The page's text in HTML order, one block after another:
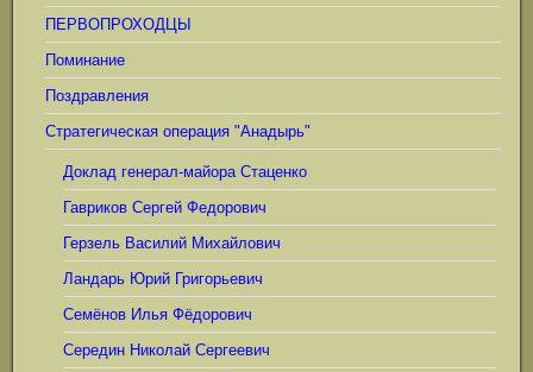
ПЕРВОПРОХОДЦЫ
Поминание
Поздравления
Стратегическая операция "Анадырь"
Доклад генерал-майора Стаценко
Гавриков Сергей Федорович
Герзель Василий Михайлович
Ландарь Юрий Григорьевич
Семёнов Илья Фёдорович
Середин Николай Сергеевич